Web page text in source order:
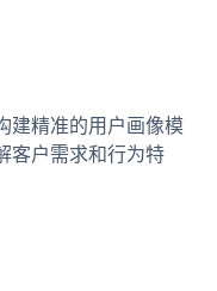
建精准的用户画像模
客户需求和行为特